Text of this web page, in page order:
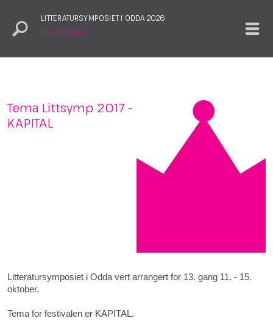
LITTERATURSYMPOSIET I ODDA 2026
1.–4. oktober
Tema Littsymp 2017 -
KAPITAL
Litteratursymposiet i Odda vert arrangert for 13. gang 11. - 15.
oktober.
Tema for festivalen er KAPITAL.